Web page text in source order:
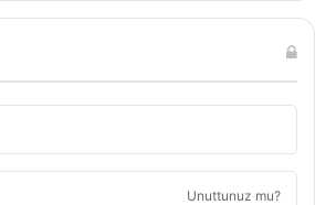
Unuttunuz mu?